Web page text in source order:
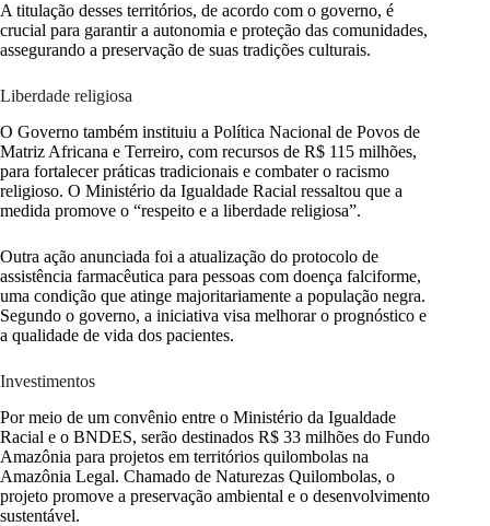
A titulação desses territórios, de acordo com o governo, é
crucial para garantir a autonomia e proteção das comunidades,
assegurando a preservação de suas tradições culturais.
Liberdade religiosa
O Governo também instituiu a Política Nacional de Povos de
Matriz Africana e Terreiro, com recursos de R$ 115 milhões,
para fortalecer práticas tradicionais e combater o racismo
religioso. O Ministério da Igualdade Racial ressaltou que a
medida promove o “respeito e a liberdade religiosa”.
Outra ação anunciada foi a atualização do protocolo de
assistência farmacêutica para pessoas com doença falciforme,
uma condição que atinge majoritariamente a população negra.
Segundo o governo, a iniciativa visa melhorar o prognóstico e
a qualidade de vida dos pacientes.
Investimentos
Por meio de um convênio entre o Ministério da Igualdade
Racial e o BNDES, serão destinados R$ 33 milhões do Fundo
Amazônia para projetos em territórios quilombolas na
Amazônia Legal. Chamado de Naturezas Quilombolas, o
projeto promove a preservação ambiental e o desenvolvimento
sustentável.